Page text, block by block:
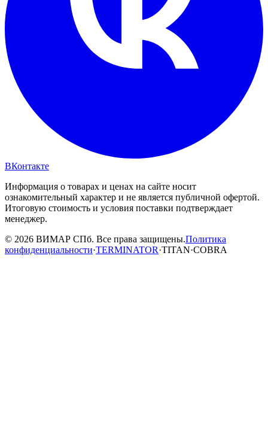
ВКонтакте
Информация о товарах и ценах на сайте носит
ознакомительный характер и не является публичной офертой.
Итоговую стоимость и условия поставки подтверждает
менеджер.
© 2026 ВИМАР СПб. Все права защищены.Политика
конфиденциальности·TERMINATOR·TITAN·COBRA